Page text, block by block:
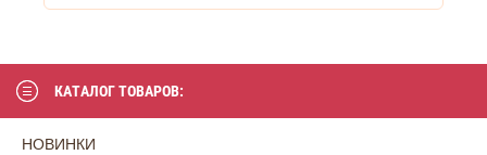
КАТАЛОГ ТОВАРОВ:
НОВИНКИ